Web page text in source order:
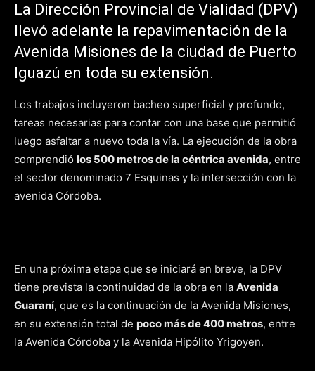
La Dirección Provincial de Vialidad (DPV)
llevó adelante la repavimentación de la
Avenida Misiones de la ciudad de Puerto
Iguazú en toda su extensión.
Los trabajos incluyeron bacheo superficial y profundo,
tareas necesarias para contar con una base que permitió
luego asfaltar a nuevo toda la vía. La ejecución de la obra
comprendió los 500 metros de la céntrica avenida, entre
el sector denominado 7 Esquinas y la intersección con la
avenida Córdoba.
En una próxima etapa que se iniciará en breve, la DPV
tiene prevista la continuidad de la obra en la Avenida
Guaraní, que es la continuación de la Avenida Misiones,
en su extensión total de poco más de 400 metros, entre
la Avenida Córdoba y la Avenida Hipólito Yrigoyen.